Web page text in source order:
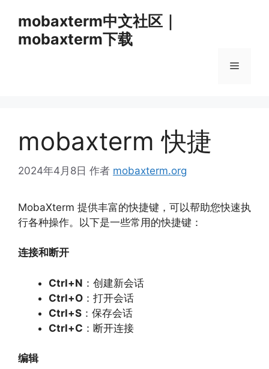
mobaxterm中文社区｜
mobaxterm下载
菜
mobaxterm 快捷
2024年4月8日 作者 mobaxterm.org
MobaXterm 提供丰富的快捷键， 可以帮助您快速执
行各种操作。 以下是一些常用的快捷键：
连接和断开
Ctrl+N ：创建新会话
Ctrl+O ：打开会话
Ctrl+S ：保存会话
Ctrl+C ：断开连接
编辑